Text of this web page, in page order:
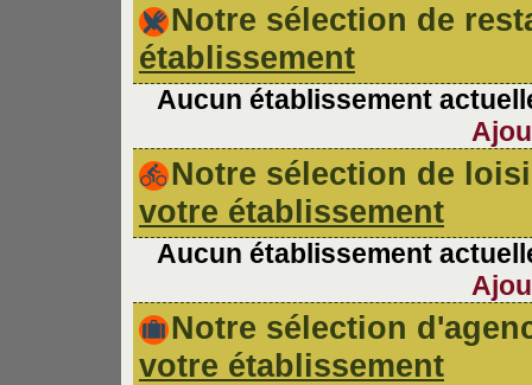
Notre sélection de
établissement
Aucun établissement
Notre sélection de
votre établissement
Aucun établissement
Notre sélection
votre établissement